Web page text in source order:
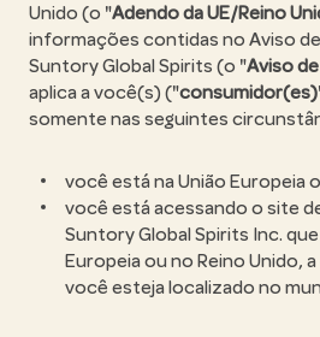
Unido (o "Adendo da UE/Reino
informações contidas no Aviso
Suntory Global Spirits (o "Aviso
aplica a você(s) ("consumidor(es)
somente nas seguintes
você está na União Europeia
você está acessando o site
Suntory Global Spirits Inc.
Europeia ou no Reino Unido,
você esteja localizado no